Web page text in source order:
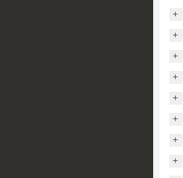
+
+
+
+
+
+
+
+